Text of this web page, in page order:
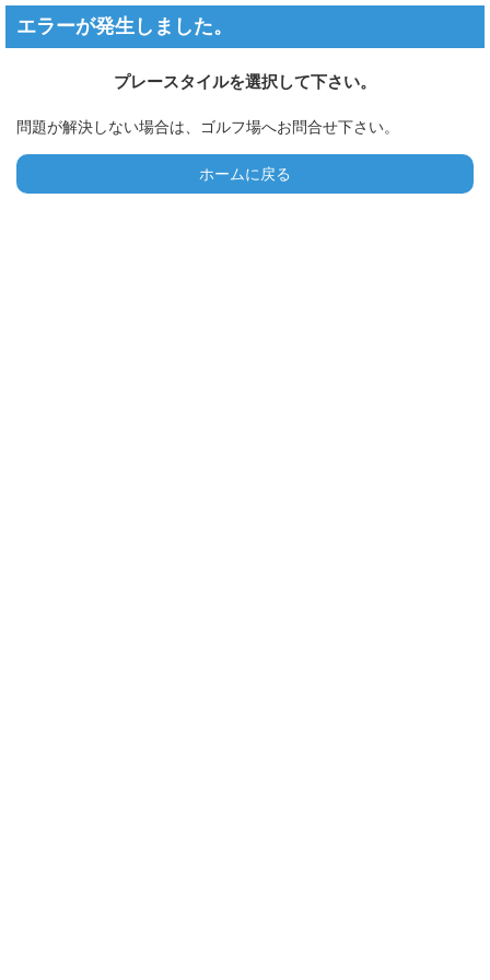
エラーが発生しました。
プレースタイルを選択して下さい。
問題が解決しない場合は、ゴルフ場へお問合せ下さい。
ホームに戻る